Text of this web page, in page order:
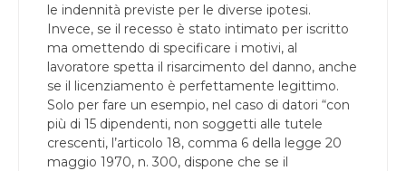
le indennità previste per le diverse ipotesi.
Invece, se il recesso è stato intimato per iscritto
ma omettendo di specificare i motivi, al
lavoratore spetta il risarcimento del danno, anche
se il licenziamento è perfettamente legittimo.
Solo per fare un esempio, nel caso di datori “con
più di 15 dipendenti, non soggetti alle tutele
crescenti, l’articolo 18, comma 6 della legge 20
maggio 1970, n. 300, dispone che se il